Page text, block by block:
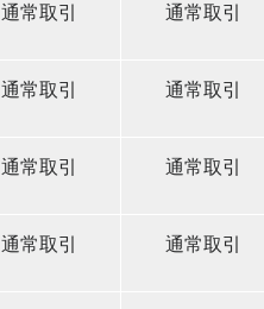
通常取引 通常取引
通常取引 通常取引
通常取引 通常取引
通常取引 通常取引